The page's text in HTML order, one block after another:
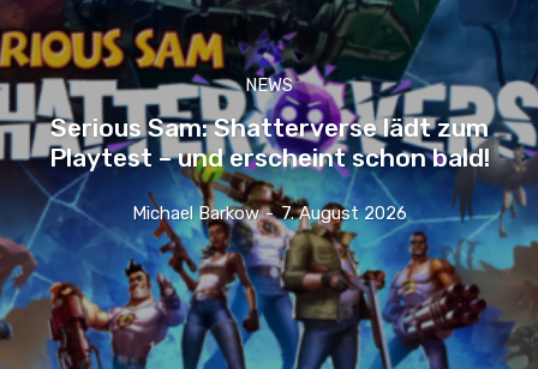
NEWS
Serious Sam: Shatterverse lädt zum
Playtest – und erscheint schon bald!
Michael Barkow - 7. August 2026